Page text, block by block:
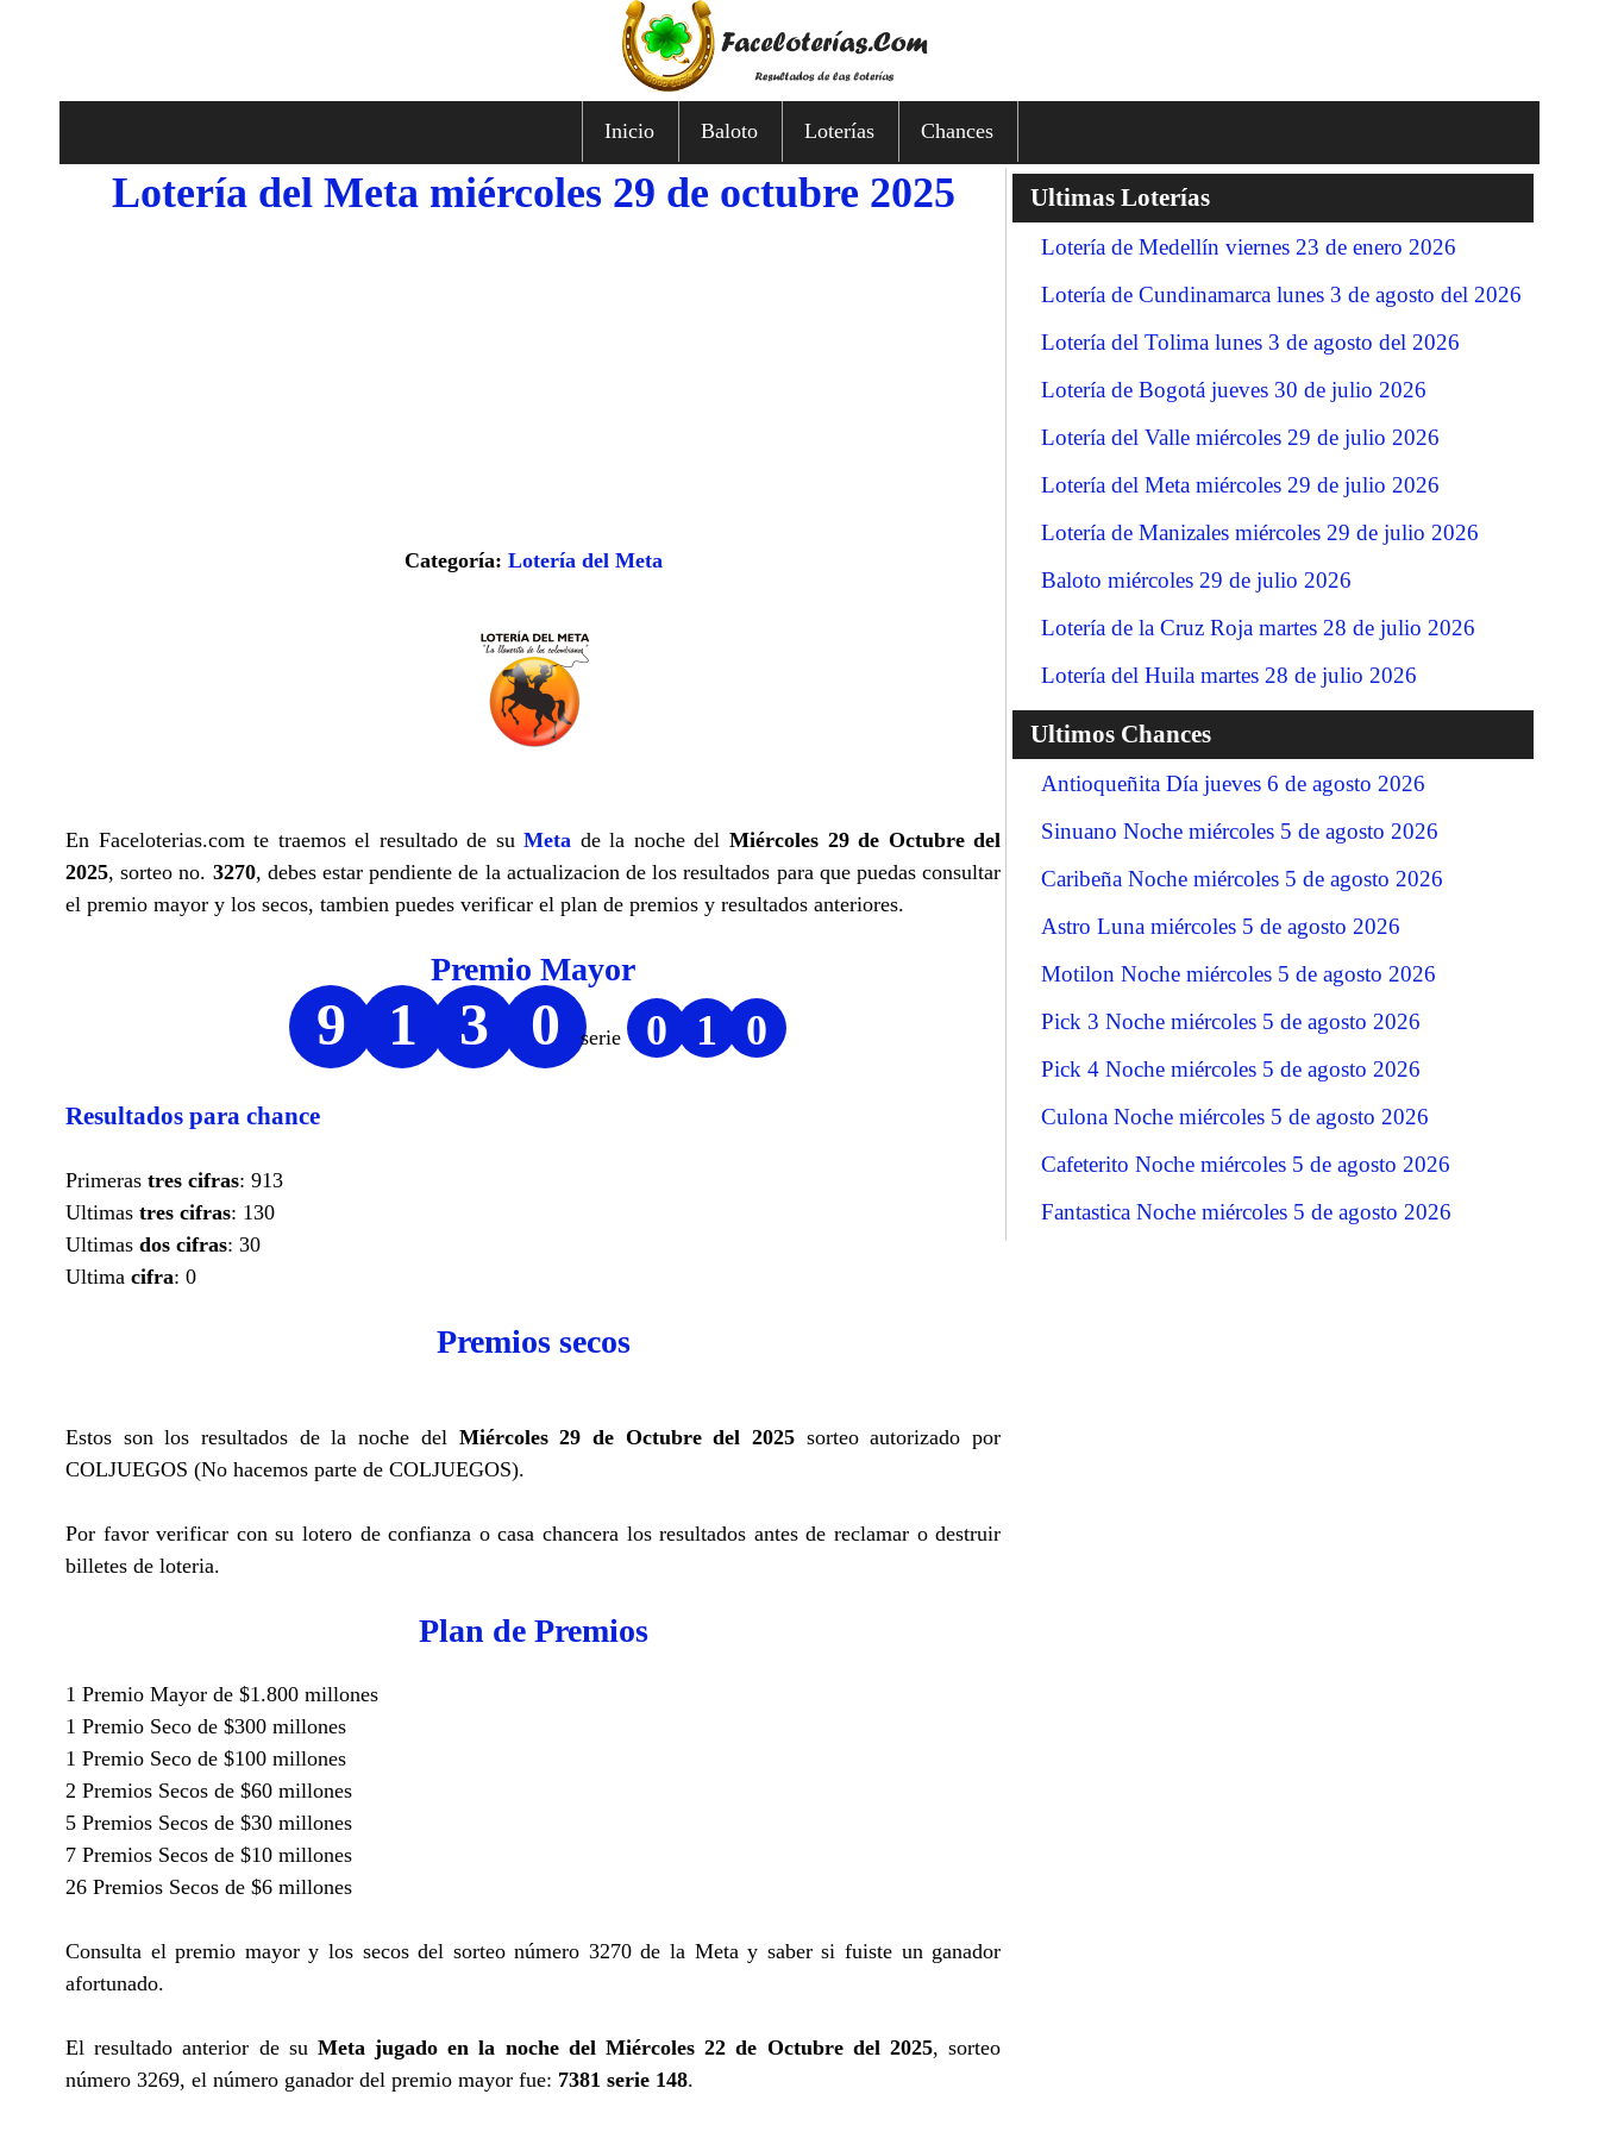
Inicio Baloto Loterías Chances
Lotería del Meta miércoles 29 de octubre 2025
Categoría: Lotería del Meta
En Faceloterias.com te traemos el resultado de suMeta de la noche delMiércoles 29 de Octubre del
2025, sorteo no. 3270, debes estar pendiente de la actualizacion de los resultados para que puedas consultar
el premio mayor y los secos, tambien puedes verificar el plan de premios y resultados anteriores.
Premio Mayor
9 1 3 0 serie 0 1 0
Resultados para chance
Primeras tres cifras: 913
Ultimas tres cifras: 130
Ultimas dos cifras: 30
Ultima cifra: 0
Premios secos
Estos son los resultados de la noche del Miércoles 29 de Octubre del 2025 sorteo autorizado por
COLJUEGOS (No hacemos parte de COLJUEGOS).
Por favor verificar con su lotero de confianza o casa chancera los resultados antes de reclamar o destruir
billetes de loteria.
Plan de Premios
1 Premio Mayor de $1.800 millones
1 Premio Seco de $300 millones
1 Premio Seco de $100 millones
2 Premios Secos de $60 millones
5 Premios Secos de $30 millones
7 Premios Secos de $10 millones
26 Premios Secos de $6 millones
Consulta el premio mayor y los secos del sorteo número 3270 de la Meta y saber si fuiste un ganador
afortunado.
El resultado anterior de su Meta jugado en la noche del Miércoles 22 de Octubre del 2025, sorteo
número 3269, el número ganador del premio mayor fue: 7381 serie 148.
Ultimas Loterías
Lotería de Medellín viernes 23 de enero 2026
Lotería de Cundinamarca lunes 3 de agosto del 2026
Lotería del Tolima lunes 3 de agosto del 2026
Lotería de Bogotá jueves 30 de julio 2026
Lotería del Valle miércoles 29 de julio 2026
Lotería del Meta miércoles 29 de julio 2026
Lotería de Manizales miércoles 29 de julio 2026
Baloto miércoles 29 de julio 2026
Lotería de la Cruz Roja martes 28 de julio 2026
Lotería del Huila martes 28 de julio 2026
Ultimos Chances
Antioqueñita Día jueves 6 de agosto 2026
Sinuano Noche miércoles 5 de agosto 2026
Caribeña Noche miércoles 5 de agosto 2026
Astro Luna miércoles 5 de agosto 2026
Motilon Noche miércoles 5 de agosto 2026
Pick 3 Noche miércoles 5 de agosto 2026
Pick 4 Noche miércoles 5 de agosto 2026
Culona Noche miércoles 5 de agosto 2026
Cafeterito Noche miércoles 5 de agosto 2026
Fantastica Noche miércoles 5 de agosto 2026